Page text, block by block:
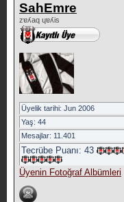
SahEmre
zɐʎaq ɥɐʎis
Üyelik tarihi: Jun 2006
Yaş: 44
Mesajlar: 11.401
Tecrübe Puanı: 43
Üyenin Fotoğraf Albümleri